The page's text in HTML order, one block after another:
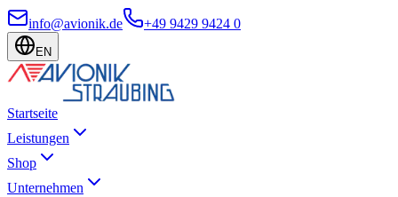
info@avionik.de +49 9429 9424 0
EN
Startseite
Leistungen
Shop
Unternehmen